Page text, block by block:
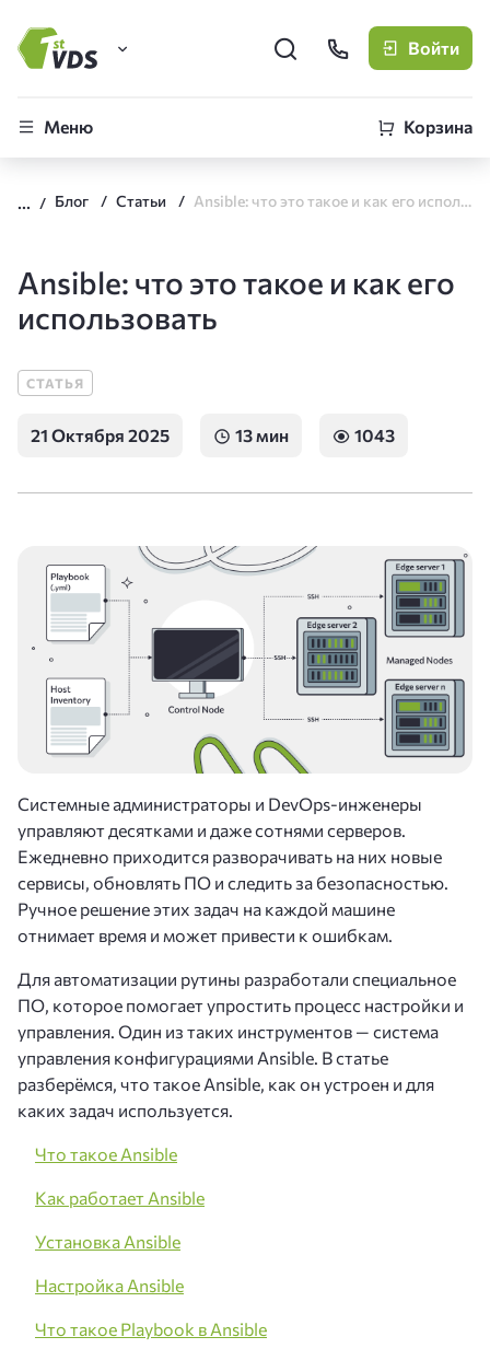
FirstVDS (вы здесь)
CLO
Войти
Меню Корзина
Блог Статьи Ansible: что это такое и как его использовать
Ansible: что это такое и как его
использовать
СТАТЬЯ
21 Октября 2025 13 мин 1043
Cистемные администраторы и DevOps-инженеры
управляют десятками и даже сотнями серверов.
Ежедневно приходится разворачивать на них новые
сервисы, обновлять ПО и следить за безопасностью.
Ручное решение этих задач на каждой машине
отнимает время и может привести к ошибкам.
Для автоматизации рутины разработали специальное
ПО, которое помогает упростить процесс настройки и
управления. Один из таких инструментов — система
управления конфигурациями Ansible. В статье
разберёмся, что такое Ansible, как он устроен и для
каких задач используется.
Что такое Ansible
Как работает Ansible
Установка Ansible
Настройка Ansible
Что такое Playbook в Ansible